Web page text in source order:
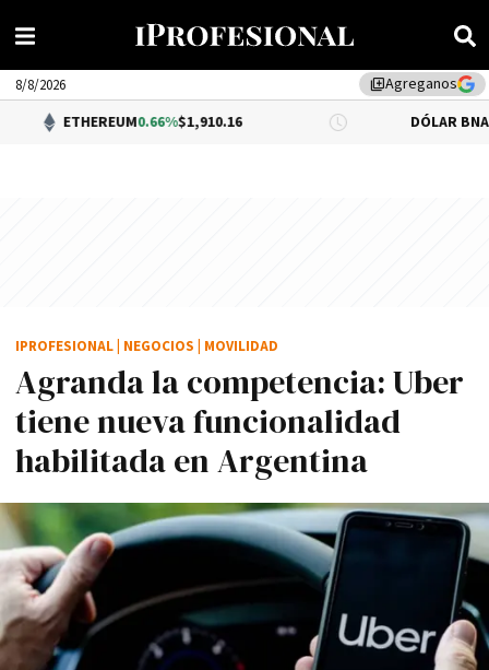
library_addAgreganos
8/8/2026
0.66%$1,910.16 DÓLAR BNA 0.34%
Agranda la competencia: Uber
tiene nueva funcionalidad
habilitada en Argentina
IPROFESIONAL NEGOCIOS MOVILIDAD